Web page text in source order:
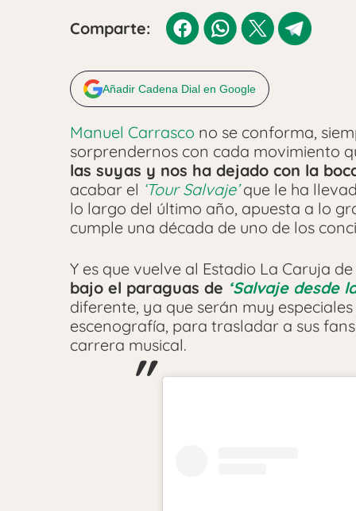
Comparte:
Añadir Cadena Dial en Google
Manuel Carrasco no se conforma,
sorprendernos con cada movimiento
las suyas y nos ha dejado con la
acabar el ‘Tour Salvaje’que le ha
lo largo del último año, apuesta a lo
cumple una década de uno de los
Y es que vuelve al Estadio La Caruja
bajo el paraguas de ‘Salvaje desde
diferente, ya que serán muy
escenografía, para trasladar a sus
carrera musical.